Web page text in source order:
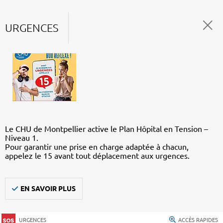
URGENCES
Le CHU de Montpellier active le Plan Hôpital en Tension –
Niveau 1.
Pour garantir une prise en charge adaptée à chacun,
appelez le 15 avant tout déplacement aux urgences.
EN SAVOIR PLUS
URGENCES ACCÈS RAPIDES